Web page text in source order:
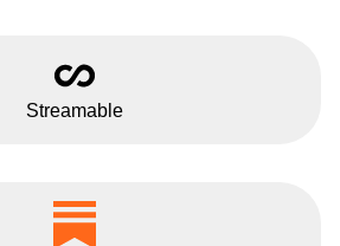
Streamable